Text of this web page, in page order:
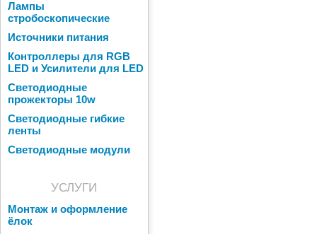
Лампы
стробоскопические
Источники питания
Контроллеры для RGB
LED и Усилители для LED
Светодиодные
прожекторы 10w
Светодиодные гибкие
ленты
Светодиодные модули
УСЛУГИ
Монтаж и оформление
ёлок